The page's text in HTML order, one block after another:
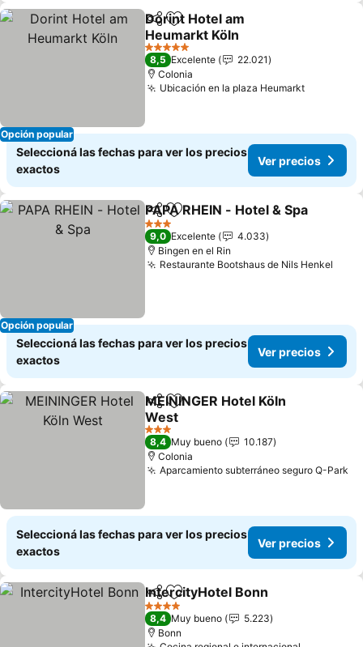
Opción popular
CompartirAñadir a favoritos
Dorint Hotel am
Heumarkt Köln
Ver precios
5 Estrellas
8,5 Excelente
22.021
Colonia
Ubicación en la plaza HeumarktVer
Seleccioná las fechas para ver los precios
exactos
Ver precios
Opción popular
CompartirAñadir a favoritos
PAPA RHEIN - Hotel & Spa
3 Estrellas
9,0 Excelente
4.033
Bingen en el Rin
Restaurante Bootshaus de Nils Henkel
Seleccioná las fechas para ver los precios
exactos
Ver precios
CompartirAñadir a favoritos
MEININGER Hotel Köln
West
Ver precios
3 Estrellas
8,4 Muy bueno
10.187
Colonia
Aparcamiento subterráneo seguro Q-Park
Seleccioná las fechas para ver los precios
exactos
Ver precios
CompartirAñadir a favoritos
IntercityHotel Bonn
4 Estrellas
8,4 Muy bueno
5.223
Bonn